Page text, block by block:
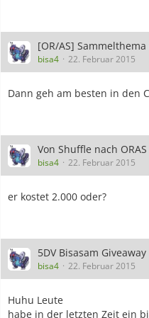
[OR/AS]
bisa4 22. Februar 2015
Dann geh am besten in den
Von Shuffle nach
bisa4 22. Februar 2015
er kostet 2.000 oder?
5DV Bisasam Giveaway
bisa4 22. Februar 2015
Huhu Leute
habe in der letzten Zeit ein